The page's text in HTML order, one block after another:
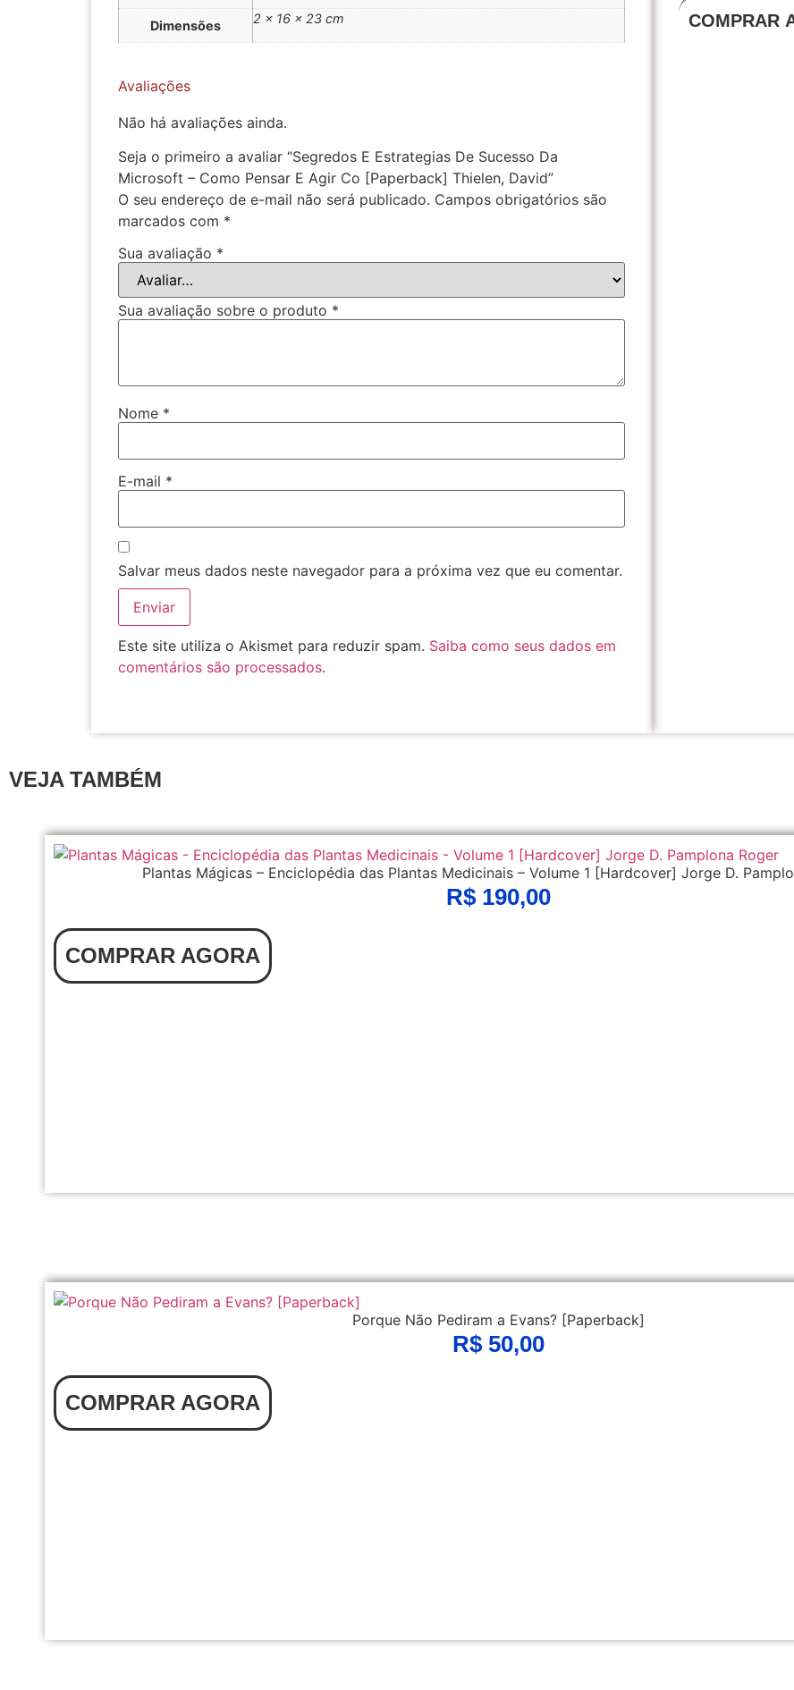
Dimensões 2 × 16 × 23 cm
Avaliações
Não há avaliações ainda.
Seja o primeiro a avaliar “Segredos E Estrategias De Sucesso Da
Microsoft – Como Pensar E Agir Co [Paperback] Thielen, David”
O seu endereço de e-mail não será publicado. Campos obrigatórios são
marcados com *
Sua avaliação *
Sua avaliação sobre o produto *
Nome *
E-mail *
Salvar meus dados neste navegador para a próxima vez que eu comentar.
Este site utiliza o Akismet para reduzir spam. Saiba como seus dados em
comentários são processados.
COMPRAR
VEJA TAMBÉM
Plantas Mágicas – Enciclopédia das Plantas Medicinais – Volume 1 [Hardcover] Jorge D.
R$ 190,00
COMPRAR AGORA
Porque Não Pediram a Evans? [Paperback]
R$ 50,00
COMPRAR AGORA